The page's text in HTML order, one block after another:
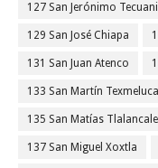
127 San Jerónimo
129 San José Chiapa
131 San Juan Atenco
133 San Martín
135 San Matías
137 San Miguel Xoxtla